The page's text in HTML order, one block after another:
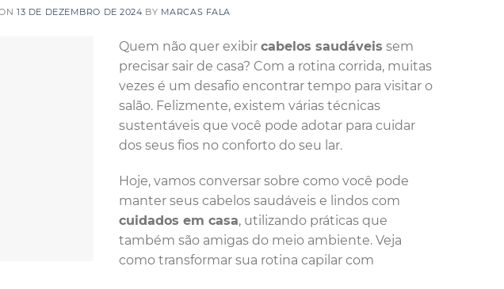
ON13 DE DEZEMBRO DE 2024 BY MARCAS FALA
Quem não quer exibircabelos saudáveis sem
precisar sair de casa? Com a rotina corrida, muitas
vezes é um desafio encontrar tempo para visitar o
salão. Felizmente, existem várias técnicas
sustentáveis que você pode adotar para cuidar
dos seus fios no conforto do seu lar.
Hoje, vamos conversar sobre como você pode
manter seus cabelos saudáveis e lindos com
cuidados em casa, utilizando práticas que
também são amigas do meio ambiente. Veja
como transformar sua rotina capilar com